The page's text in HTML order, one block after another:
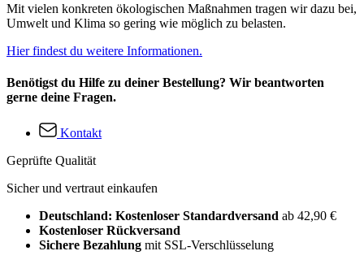
Mit vielen konkreten ökologischen Maßnahmen tragen wir dazu bei,
Umwelt und Klima so gering wie möglich zu belasten.
Hier findest du weitere Informationen.
Benötigst du Hilfe zu deiner Bestellung? Wir beantworten
gerne deine Fragen.
Kontakt
Geprüfte Qualität
Sicher und vertraut einkaufen
Deutschland: Kostenloser Standardversand ab 42,90 €
Kostenloser Rückversand
Sichere Bezahlung mit SSL-Verschlüsselung